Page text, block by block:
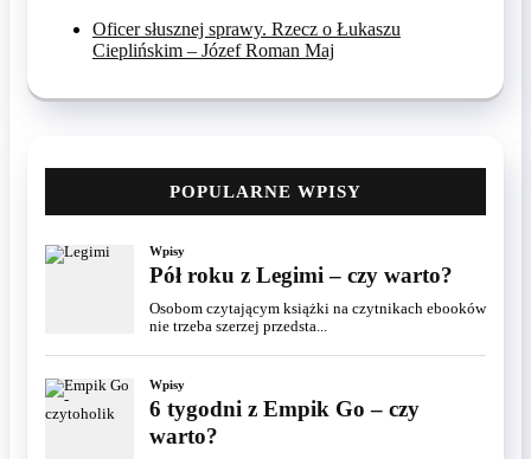
Oficer słusznej sprawy. Rzecz o Łukaszu
Cieplińskim – Józef Roman Maj
POPULARNE WPISY
Wpisy
Pół roku z Legimi – czy warto?
Osobom czytającym książki na czytnikach ebooków
nie trzeba szerzej przedsta...
Wpisy
6 tygodni z Empik Go – czy
warto?